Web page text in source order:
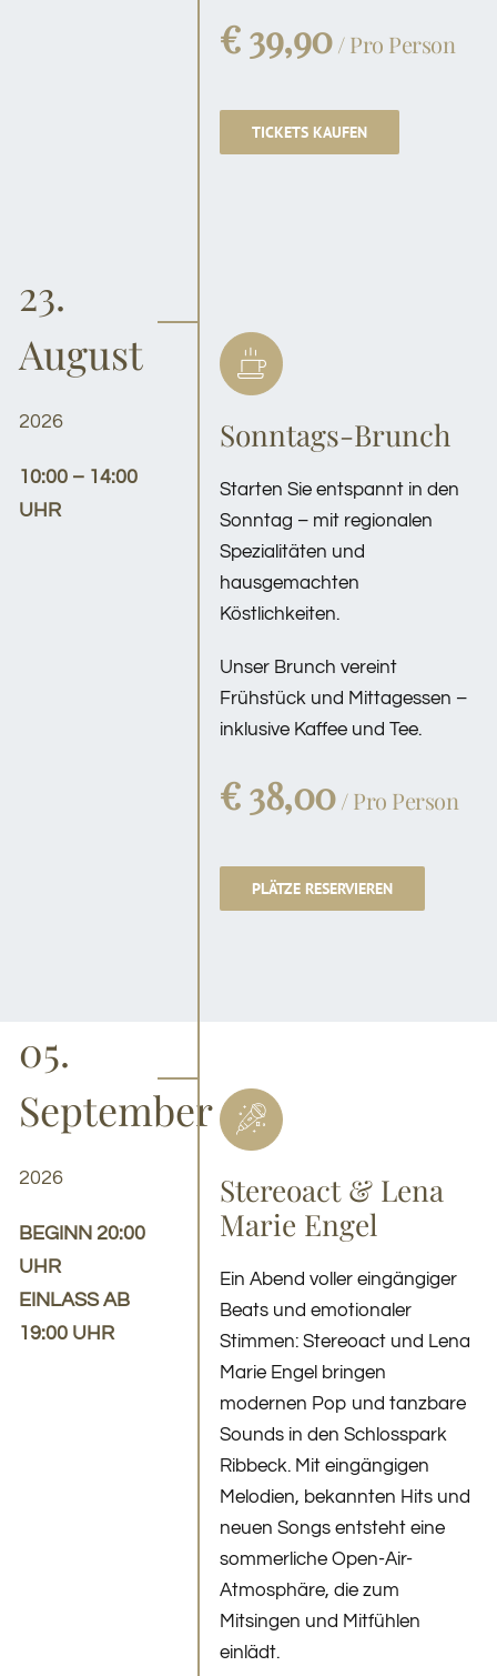
€ 39,90/ Pro Person
TICKETS KAUFEN
23.
August
2026
10:00 – 14:00
UHR
Sonntags-Brunch
Starten Sie entspannt in den
Sonntag – mit regionalen
Spezialitäten und
hausgemachten
Köstlichkeiten.
Unser Brunch vereint
Frühstück und Mittagessen –
inklusive Kaffee und Tee.
€ 38,00/ Pro Person
PLÄTZE RESERVIEREN
05.
September
2026
BEGINN 20:00
UHR
EINLASS AB
19:00 UHR
Stereoact & Lena
Marie Engel
Ein Abend voller eingängiger
Beats und emotionaler
Stimmen: Stereoact und Lena
Marie Engel bringen
modernen Pop und tanzbare
Sounds in den Schlosspark
Ribbeck. Mit eingängigen
Melodien, bekannten Hits und
neuen Songs entsteht eine
sommerliche Open-Air-
Atmosphäre, die zum
Mitsingen und Mitfühlen
einlädt.